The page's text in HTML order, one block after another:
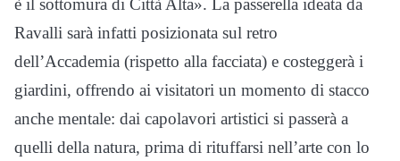
è il sottomura di Città Alta». La passerella ideata da
Ravalli sarà infatti posizionata sul retro
dell’Accademia (rispetto alla facciata) e costeggerà i
giardini, offrendo ai visitatori un momento di stacco
anche mentale: dai capolavori artistici si passerà a
quelli della natura, prima di rituffarsi nell’arte con lo